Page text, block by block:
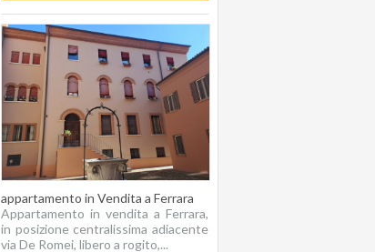
appartamento in Vendita a Ferrara
Appartamento in vendita a Ferrara,
in posizione centralissima adiacente
via De Romei, libero a rogito,...